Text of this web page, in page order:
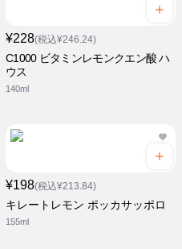
¥228(税込¥246.24)
C1000 ビタミンレモンクエン酸 ハ
ウス
140ml
¥198(税込¥213.84)
キレートレモン ポッカサッポロ
155ml